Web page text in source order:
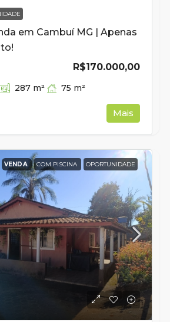
em Cambuí MG | Apenas
R$170.000,00
287 m² 75 m²
Mais
VENDA COM PISCINA OPORTUNIDADE